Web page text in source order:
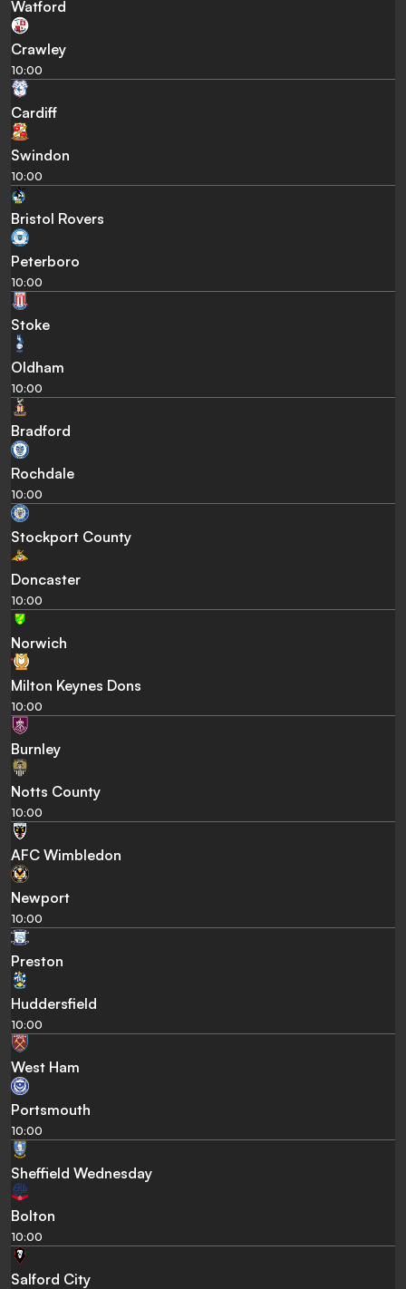
Watford
Crawley
10:00
Cardiff
Swindon
10:00
Bristol Rovers
Peterboro
10:00
Stoke
Oldham
10:00
Bradford
Rochdale
10:00
Stockport County
Doncaster
10:00
Norwich
Milton Keynes Dons
10:00
Burnley
Notts County
10:00
AFC Wimbledon
Newport
10:00
Preston
Huddersfield
10:00
West Ham
Portsmouth
10:00
Sheffield Wednesday
Bolton
10:00
Salford City